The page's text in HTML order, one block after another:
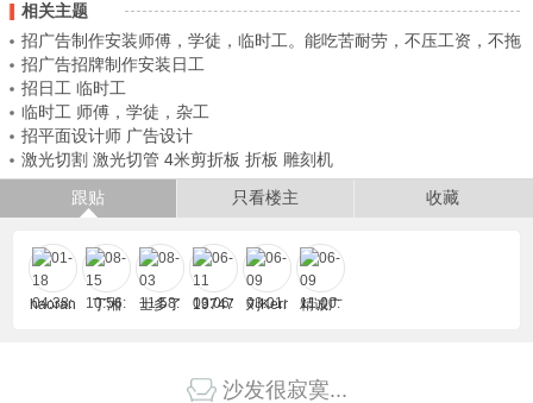
相关主题
招广告制作安装师傅，学徒，临时工。能吃苦耐劳，不压工资，不拖
欠工资。 联系...
招广告招牌制作安装日工
招日工 临时工
临时工 师傅，学徒，杂工
招平面设计师 广告设计
激光切割 激光切管 4米剪折板 折板 雕刻机
跟贴
只看楼主 收藏
haoran
丁湘 士多了
19747
刘Kerr
精诚广
沙发很寂寞...